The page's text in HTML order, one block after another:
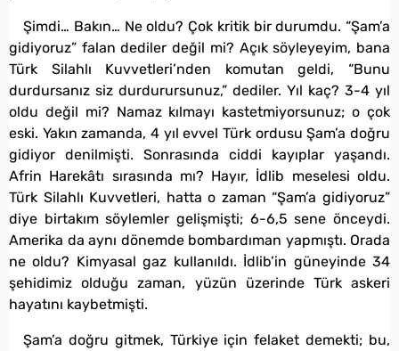
Şimdi… Bakın… Ne oldu? Çok kritik bir durumdu. “Şam’a
gidiyoruz” falan dediler değil mi? Açık söyleyeyim, bana
Türk Silahlı Kuvvetleri’nden komutan geldi, “Bunu
durdursanız siz durdurursunuz,” dediler. Yıl kaç? 3-4 yıl
oldu değil mi? Namaz kılmayı kastetmiyorsunuz; o çok
eski. Yakın zamanda, 4 yıl evvel Türk ordusu Şam’a doğru
gidiyor denilmişti. Sonrasında ciddi kayıplar yaşandı.
Afrin Harekâtı sırasında mı? Hayır, İdlib meselesi oldu.
Türk Silahlı Kuvvetleri, hatta o zaman “Şam’a gidiyoruz”
diye birtakım söylemler gelişmişti; 6-6,5 sene önceydi.
Amerika da aynı dönemde bombardıman yapmıştı. Orada
ne oldu? Kimyasal gaz kullanıldı. İdlib’in güneyinde 34
şehidimiz olduğu zaman, yüzün üzerinde Türk askeri
hayatını kaybetmişti.
Şam’a doğru gitmek, Türkiye için felaket demekti; bu,